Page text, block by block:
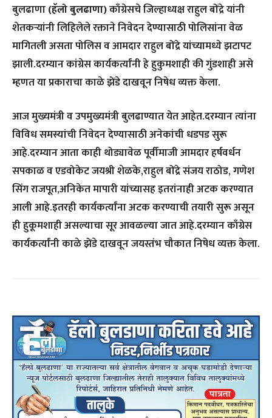
बुलढाणा(हॅलो बुलढाणा)काँग्रेसचे जिल्हाध्यक्ष राहुल बोंद्रे यांनी
शेतकऱ्यांनी लिहिलेले रक्ताने निवेदन देण्यासाठी पोलिसांना वेळ
मागितली असता पोलिस व आमदार राहुल बोंद्रे यांच्यामध्ये झटापट
झाली.दरम्यान कांग्रेस कार्यकर्त्यांनी हे हुकुमशाही की गुंडशाही असे
म्हणत या प्रकाराचा काळे झेंडे दाखवून निषेध व्यक्त केला.
आज मुख्यमंत्री व उपमुख्यमंत्री बुलढाण्यात येत आहेत.दरम्यान त्यांना
विविध समस्यांची निवेदन देण्यासाठी अनेकांची धडपड सुरू
आहे.दरम्यान आता काही थोड्यावेळ पूर्वीमाजी आमदार हर्षवर्धन
सपकाळ व एडवोकेट जयश्री शेळके,राहुल बोंद्रे संजय राठोड, गणेश
सिंग राजपूत,अनिकेत मापारी यांच्यासह इतरांनाही अटक करण्यात
आली आहे.इतरही कार्यकर्त्यांना अटक करण्याची तयारी सुरू असून
ही हुकूमशाही असल्याचा सूर आवळल्या जात आहे.दरम्यान काँग्रेस
कार्यकर्त्यांनी काळे झेंडे दाखवून जयस्तंभ चौकात निषेध व्यक्त केला.